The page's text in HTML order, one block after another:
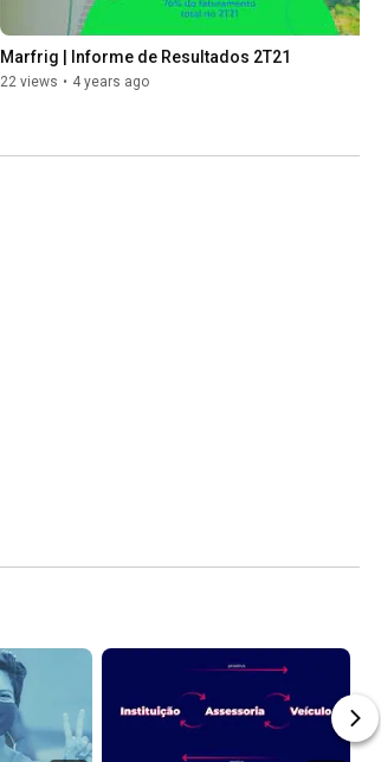
Marfrig | Informe de Resultados 2T21
22 views • 4 years ago